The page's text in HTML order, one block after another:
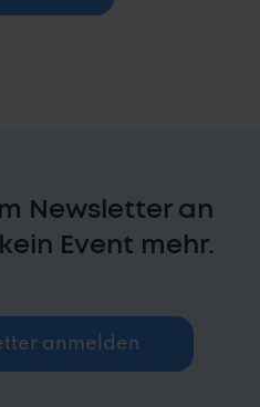
Newsletter an
Event mehr.
anmelden